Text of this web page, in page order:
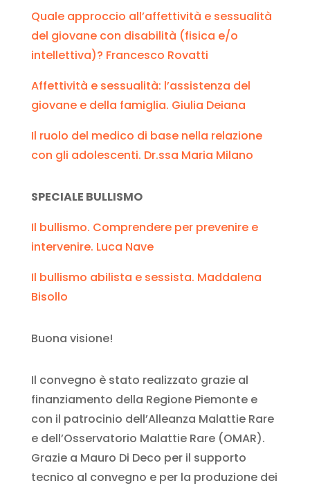
Quale approccio all’affettività e sessualità
del giovane con disabilità (fisica e/o
intellettiva)? Francesco Rovatti
Affettività e sessualità: l’assistenza del
giovane e della famiglia. Giulia Deiana
Il ruolo del medico di base nella relazione
con gli adolescenti. Dr.ssa Maria Milano
SPECIALE BULLISMO
Il bullismo. Comprendere per prevenire e
intervenire. Luca Nave
Il bullismo abilista e sessista. Maddalena
Bisollo
Buona visione!
Il convegno è stato realizzato grazie al
finanziamento della Regione Piemonte e
con il patrocinio dell’Alleanza Malattie Rare
e dell’Osservatorio Malattie Rare (OMAR).
Grazie a Mauro Di Deco per il supporto
tecnico al convegno e per la produzione dei